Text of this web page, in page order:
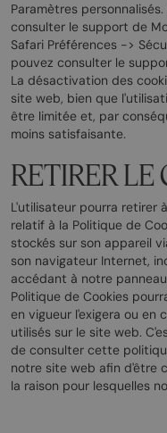
Paramètres
consulter le support de
Safari Préférences ->
pouvez consulter le
La désactivation des
site web, bien que
être limitée et, par
moins satisfaisante.
RETIRER
L'utilisateur pourra retirer
relatif à la Politique de
stockés sur son appareil
son navigateur Internet,
accédant à notre
Politique de Cookies
en vigueur l'exigera ou en
utilisés sur le site web.
de consulter cette
notre site web afin d'être
la raison pour lesquelles